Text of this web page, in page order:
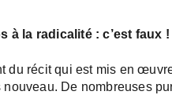
à la radicalité : c’est faux !
du récit qui est mis en
nouveau. De nombreuses